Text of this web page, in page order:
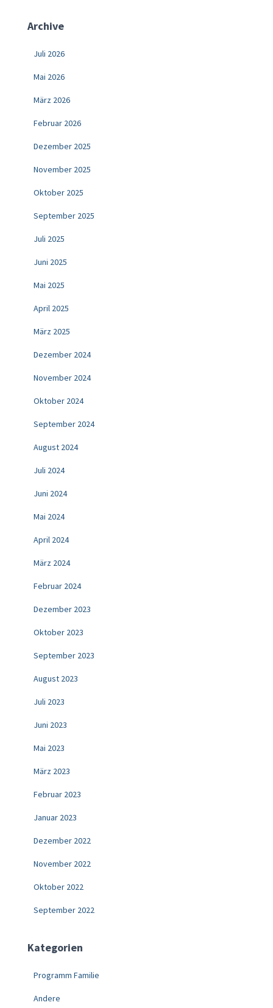
Archive
Juli 2026
Mai 2026
März 2026
Februar 2026
Dezember 2025
November 2025
Oktober 2025
September 2025
Juli 2025
Juni 2025
Mai 2025
April 2025
März 2025
Dezember 2024
November 2024
Oktober 2024
September 2024
August 2024
Juli 2024
Juni 2024
Mai 2024
April 2024
März 2024
Februar 2024
Dezember 2023
Oktober 2023
September 2023
August 2023
Juli 2023
Juni 2023
Mai 2023
März 2023
Februar 2023
Januar 2023
Dezember 2022
November 2022
Oktober 2022
September 2022
Kategorien
Programm Familie
Andere